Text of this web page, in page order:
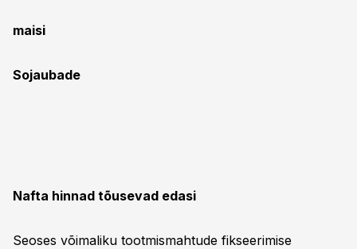
maisi
Sojaubade
Nafta hinnad tõusevad edasi
Seoses võimaliku tootmismahtude fikseerimise